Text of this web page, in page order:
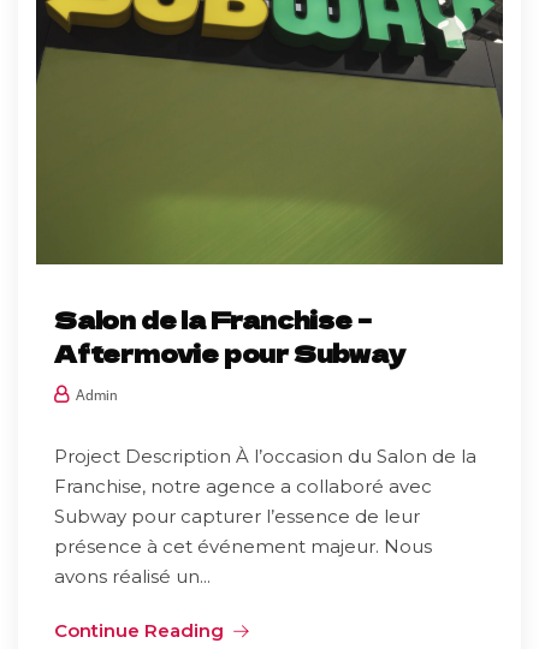
Salon de la Franchise –
Aftermovie pour Subway
Admin
Project Description À l’occasion du Salon de la
Franchise, notre agence a collaboré avec
Subway pour capturer l’essence de leur
présence à cet événement majeur. Nous
avons réalisé un...
Continue Reading